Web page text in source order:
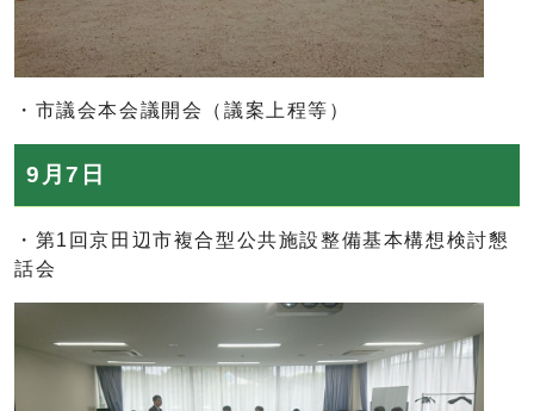
・市議会本会議開会（議案上程等）
9月7日
・第1回京田辺市複合型公共施設整備基本構想検討懇
話会